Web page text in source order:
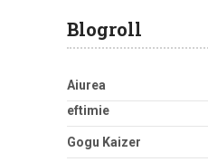
Blogroll
Aiurea
eftimie
Gogu Kaizer